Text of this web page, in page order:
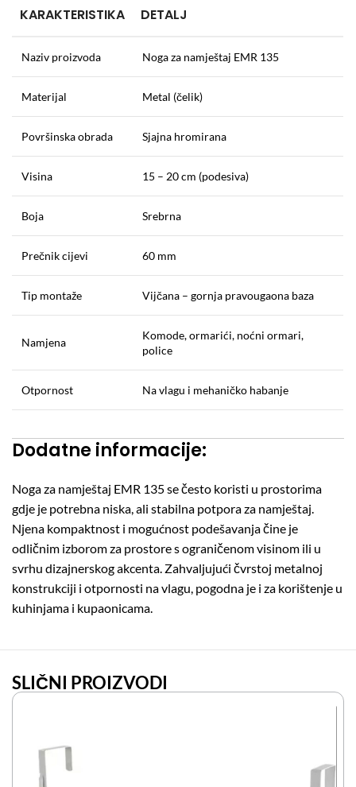
KARAKTERISTIKA DETALJ
Naziv proizvoda Noga za namještaj EMR 135
Materijal Metal (čelik)
Površinska obrada Sjajna hromirana
Visina 15 – 20 cm (podesiva)
Boja Srebrna
Prečnik cijevi 60 mm
Tip montaže Vijčana – gornja pravougaona baza
Namjena
Komode, ormarići, noćni ormari,
police
Otpornost Na vlagu i mehaničko habanje
Dodatne informacije:
Noga za namještaj EMR 135 se često koristi u prostorima
gdje je potrebna niska, ali stabilna potpora za namještaj.
Njena kompaktnost i mogućnost podešavanja čine je
odličnim izborom za prostore s ograničenom visinom ili u
svrhu dizajnerskog akcenta. Zahvaljujući čvrstoj metalnoj
konstrukciji i otpornosti na vlagu, pogodna je i za korištenje u
kuhinjama i kupaonicama.
SLIČNI PROIZVODI